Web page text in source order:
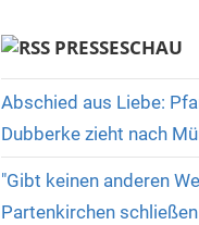
PRESSESCHAU
Abschied aus Liebe:
Dubberke zieht nach
"Gibt keinen anderen
Partenkirchen